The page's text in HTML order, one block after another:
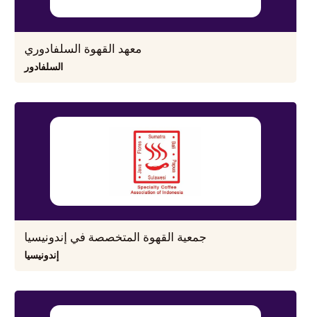
معهد القهوة السلفادوري
السلفادور
جمعية القهوة المتخصصة في إندونيسيا
إندونيسيا